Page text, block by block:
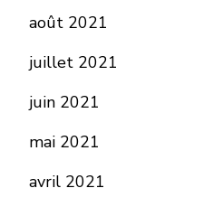
août 2021
juillet 2021
juin 2021
mai 2021
avril 2021